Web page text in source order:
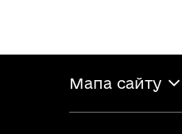
Мапа сайту